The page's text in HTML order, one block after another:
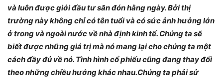
và luôn được giới đầu tư săn đón hằng ngày. Bởi thị
trường này không chỉ có tên tuổi và có sức ảnh hưởng lớn
ở trong và ngoài nước về nhà định kinh tế. Chúng ta sẽ
biết được những giá trị mà nó mang lại cho chúng ta một
cách đầy đủ về nó. Tình hình cổ phiếu cũng đang thay đổi
theo những chiều hướng khác nhau.Chúng ta phải sử